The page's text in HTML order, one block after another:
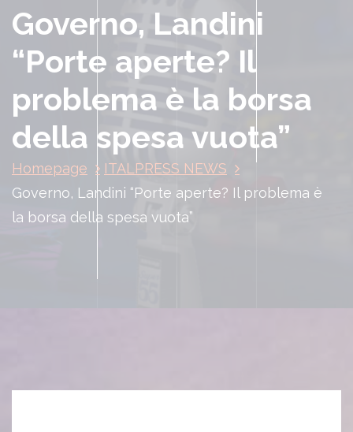
Governo, Landini
“Porte aperte? Il
problema è la borsa
della spesa vuota”
Homepage
ITALPRESS NEWS
Governo, Landini “Porte aperte? Il problema è
la borsa della spesa vuota”